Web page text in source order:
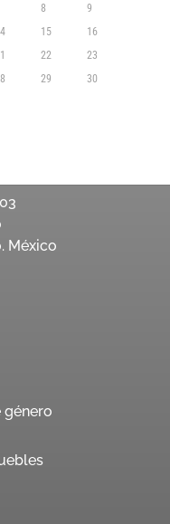
8
9
15
16
22
23
29
30
México
género